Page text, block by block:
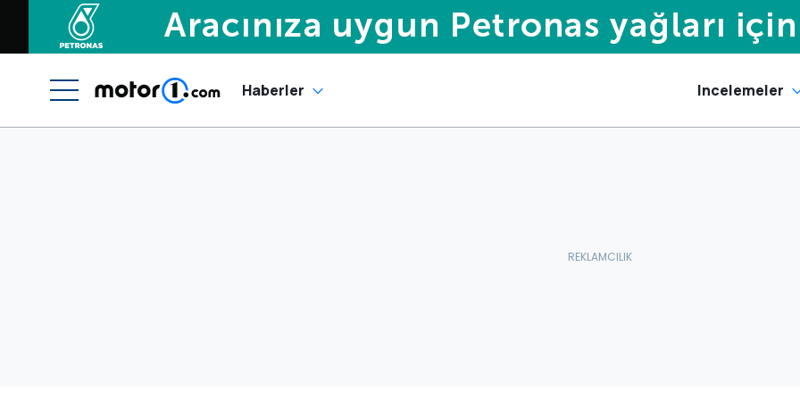
Haberler Incelemeler